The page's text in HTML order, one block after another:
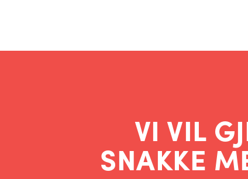
VI VIL
SNAKKE